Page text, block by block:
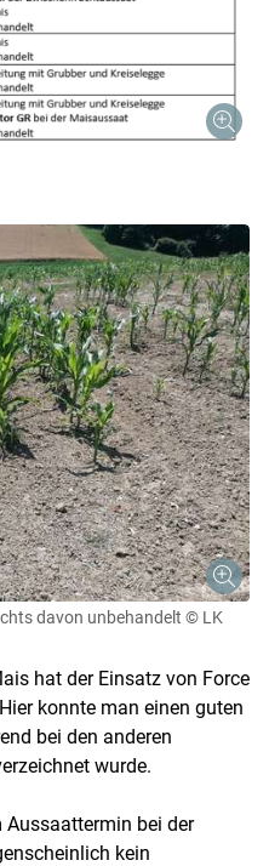
content
davon unbehandelt © LK
hat der Einsatz von Force
konnte man einen guten
bei den anderen
wurde.
bei der
kein